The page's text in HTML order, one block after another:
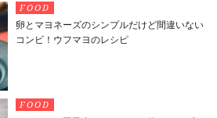
FOOD
卵とマヨネーズのシンプルだけど間違いない
コンビ！ウフマヨのレシピ
FOOD